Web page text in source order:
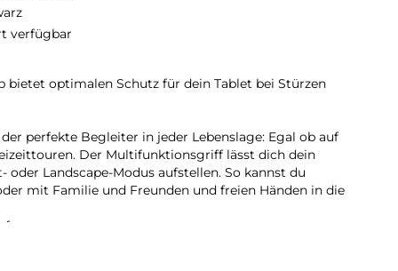
verfügbar
bietet optimalen Schutz für dein Tablet bei Stürzen
perfekte Begleiter in jeder Lebenslage: Egal ob auf
Der Multifunktionsgriff lässt dich dein
Landscape-Modus aufstellen. So kannst du
mit Familie und Freunden und freien Händen in die